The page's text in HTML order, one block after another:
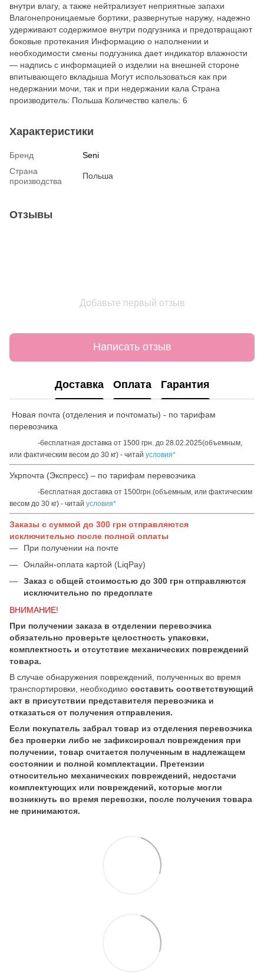
внутри влагу, а также нейтрализует неприятные запахи
Влагонепроницаемые бортики, развернутые наружу, надежно
удерживают содержимое внутри подгузника и предотвращают
боковые протекания Информацию о наполнении и
необходимости смены подгузника дает индикатор влажности
— надпись с информацией о изделии на внешней стороне
впитывающего вкладыша Могут использоваться как при
недержании мочи, так и при недержании кала Страна
производитель: Польша Количество капель: 6
Характеристики
Бренд
Seni
Страна
производства
Польша
Отзывы
Добавьте первый отзыв
Написать отзыв
Доставка Оплата Гарантия
Новая почта (отделения и почтоматы) - по тарифам
перевозчика
-бесплатная доставка от 1500 грн. до 28.02.2025(объемным,
или фактическим весом до 30 кг) - читай условия*
Укрпочта (Экспресс) – по тарифам перевозчика
-Бесплатная доставка от 1500грн.(объемным, или фактическим
весом до 30 кг) - читай условия*
Заказы с суммой до 300 грн отправляются
исключительно после полной оплаты
При получении на почте
Онлайн-оплата картой (LiqPay)
Заказ с общей стоимостью до 300 грн отправляются
исключительно по предоплате
ВНИМАНИЕ!
При получении заказа в отделении перевозчика
обязательно проверьте целостность упаковки,
комплектность и отсутствие механических повреждений
товара.
В случае обнаружения повреждений, полученных во время
транспортировки, необходимо составить соответствующий
акт в присутствии представителя перевозчика и
отказаться от получения отправления.
Если покупатель забрал товар из отделения перевозчика
без проверки либо не зафиксировал повреждения при
получении, товар считается полученным в надлежащем
состоянии и полной комплектации. Претензии
относительно механических повреждений, недостачи
комплектующих или повреждений, которые могли
возникнуть во время перевозки, после получения товара
не принимаются.